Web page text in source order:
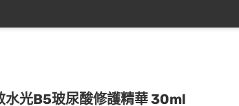
水光B5玻尿酸修護精華 30ml